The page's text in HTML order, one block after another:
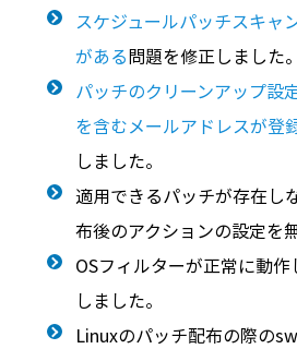
スケジュールパッチスキャ
がある問題を修正しました。
パッチのクリーンアップ設
を含むメールアドレスが登
しました。
適用できるパッチが存在し
布後のアクションの設定を
OSフィルターが正常に動
しました。
Linuxのパッチ配布の際の